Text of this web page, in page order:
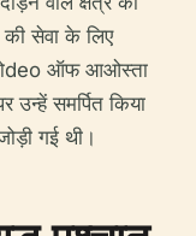
की सेवा के लिए
ऑफ आओस्ता
उन्हें समर्पित किया
गई थी।